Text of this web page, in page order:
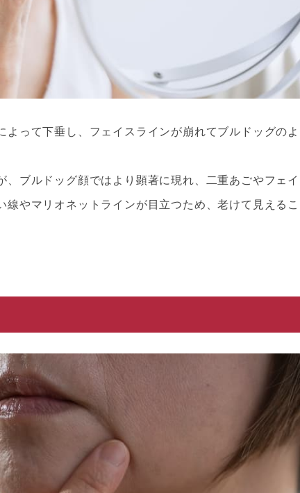
よって下垂し、フェイスラインが崩れてブルドッグの
ブルドッグ顔ではより顕著に現れ、二重あごやフェ
やマリオネットラインが目立つため、老けて見える